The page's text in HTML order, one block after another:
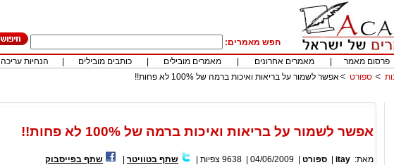
חפש מאמרים:
פרסום מאמר מאמרים אחרונים מאמרים מובילים כותבים מובילים הנחיות עריכה
ספורט אפשר לשמור על בריאות ואיכות ברמה של 100% לא פחות!!
אפשר לשמור על בריאות ואיכות ברמה של 100% לא פחות!!
מאת: itay ספורט 04/06/2009
9638 צפיות שתף בטוויטר שתף בפייסבוק